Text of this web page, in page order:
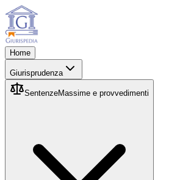
Home
Giurisprudenza
SentenzeMassime e provvedimenti